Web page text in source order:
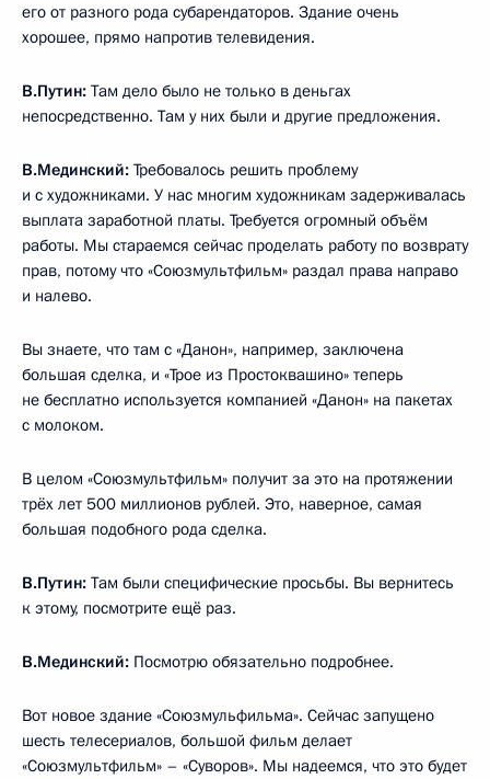
его от разного рода субарендаторов. Здание очень
хорошее, прямо напротив телевидения.
В.Путин: Там дело было не только в деньгах
непосредственно. Там у них были и другие предложения.
В.Мединский: Требовалось решить проблему
и с художниками. У нас многим художникам задерживалась
выплата заработной платы. Требуется огромный объём
работы. Мы стараемся сейчас проделать работу по возврату
прав, потому что «Союзмультфильм» раздал права направо
и налево.
Вы знаете, что там с «Данон», например, заключена
большая сделка, и «Трое из Простоквашино» теперь
не бесплатно используется компанией «Данон» на пакетах
с молоком.
В целом «Союзмультфильм» получит за это на протяжении
трёх лет 500 миллионов рублей. Это, наверное, самая
большая подобного рода сделка.
В.Путин: Там были специфические просьбы. Вы вернитесь
к этому, посмотрите ещё раз.
В.Мединский: Посмотрю обязательно подробнее.
Вот новое здание «Союзмульфильма». Сейчас запущено
шесть телесериалов, большой фильм делает
«Союзмультфильм» – «Суворов». Мы надеемся, что это будет